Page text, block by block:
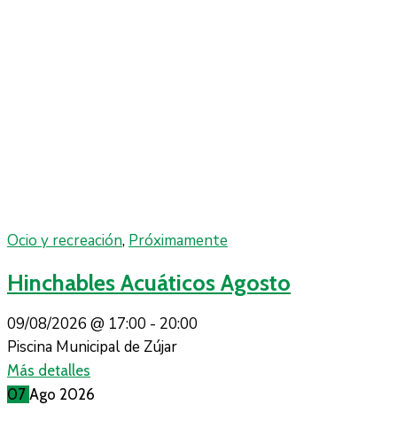
Ocio y recreación, Próximamente
Hinchables Acuáticos Agosto
09/08/2026 @ 17:00 - 20:00
Piscina Municipal de Zújar
Más detalles
07 Ago 2026